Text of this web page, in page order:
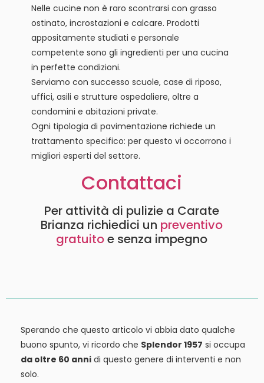
Nelle cucine non è raro scontrarsi con grasso
ostinato, incrostazioni e calcare. Prodotti
appositamente studiati e personale
competente sono gli ingredienti per una cucina
in perfette condizioni.
Serviamo con successo scuole, case di riposo,
uffici, asili e strutture ospedaliere, oltre a
condomini e abitazioni private.
Ogni tipologia di pavimentazione richiede un
trattamento specifico: per questo vi occorrono i
migliori esperti del settore.
Contattaci
Per attività di pulizie a Carate
Brianza richiedici un preventivo
gratuitoe senza impegno
Sperando che questo articolo vi abbia dato qualche
buono spunto, vi ricordo che Splendor 1957 si occupa
da oltre 60 anni di questo genere di interventi e non
solo.